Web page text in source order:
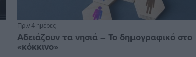
Πριν 4 ημέρες
Αδειάζουν τα νησιά – Το δημογραφικό στο
«κόκκινο»